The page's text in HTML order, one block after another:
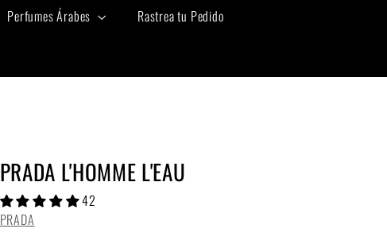
Perfumes Árabes Rastrea tu Pedido
PRADA L'HOMME L'EAU
42
PRADA